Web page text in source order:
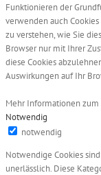
Funktionieren der
verwenden auch
zu verstehen, wie Sie
Browser nur mit Ihrer
diese Cookies
Auswirkungen auf Ihr
Mehr Informationen
Notwendig
notwendig
Notwendige Cookies
unerlässlich. Diese